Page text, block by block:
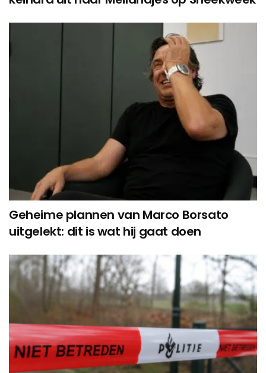
Geheime plannen van Marco Borsato
uitgelekt: dit is wat hij gaat doen